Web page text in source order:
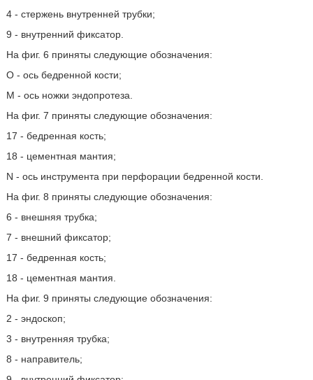
4 - стержень внутренней трубки;
9 - внутренний фиксатор.
На фиг. 6 приняты следующие обозначения:
О - ось бедренной кости;
М - ось ножки эндопротеза.
На фиг. 7 приняты следующие обозначения:
17 - бедренная кость;
18 - цементная мантия;
N - ось инструмента при перфорации бедренной кости.
На фиг. 8 приняты следующие обозначения:
6 - внешняя трубка;
7 - внешний фиксатор;
17 - бедренная кость;
18 - цементная мантия.
На фиг. 9 приняты следующие обозначения:
2 - эндоскоп;
3 - внутренняя трубка;
8 - направитель;